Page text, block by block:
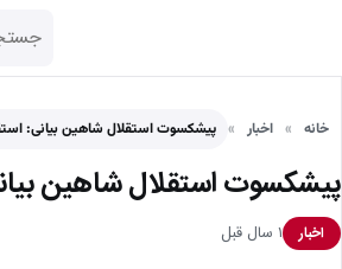
خانه اخبار پیشکسوت استقلال شاهین بیانی:
پیشکسوت استقلال شاهین
اخبار ۱ سال قبل